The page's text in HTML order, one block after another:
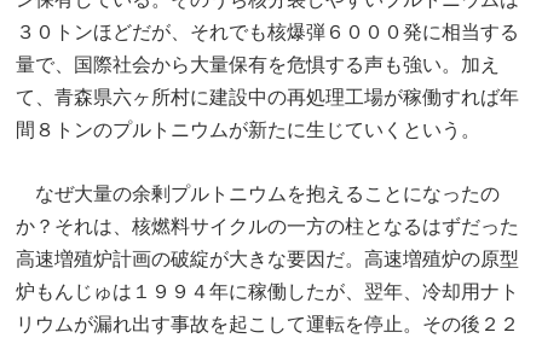
３０トンほどだが、それでも核爆弾６０００発に相当する
量で、国際社会から大量保有を危惧する声も強い。加え
て、青森県六ヶ所村に建設中の再処理工場が稼働すれば年
間８トンのプルトニウムが新たに生じていくという。
なぜ大量の余剰プルトニウムを抱えることになったの
か？それは、核燃料サイクルの一方の柱となるはずだった
高速増殖炉計画の破綻が大きな要因だ。高速増殖炉の原型
炉もんじゅは１９９４年に稼働したが、翌年、冷却用ナト
リウムが漏れ出す事故を起こして運転を停止。その後２２